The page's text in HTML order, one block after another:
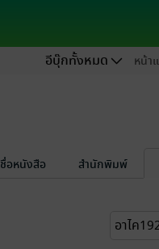
อีบุ๊กทั้งหมด หน้า
ชื่อหนังสือ สำนักพิมพ์